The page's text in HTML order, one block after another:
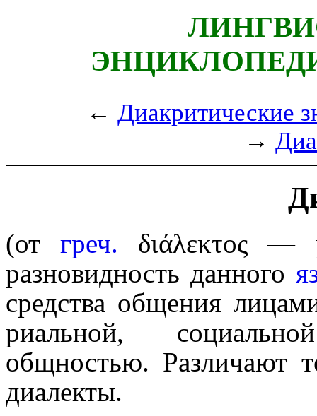
← Диакритические
→
(отгреч. διάλεκτος —
разновидность данного
средства общения
ри­аль­ной,
общностью. Различают
диалекты.